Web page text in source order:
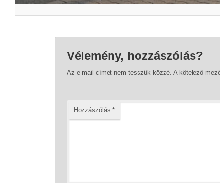
Vélemény, hozzászólás?
Az e-mail címet nem tesszük közzé. A kötelező
Hozzászólás *